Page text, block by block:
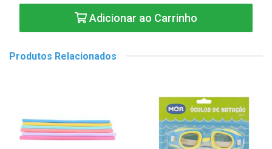
Adicionar ao Carrinho
Produtos Relacionados